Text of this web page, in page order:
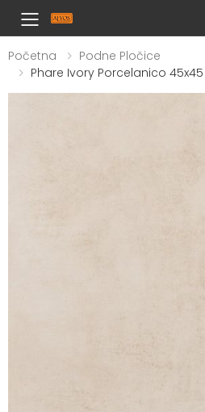
Toggle mobile
Početna
Podne Pločice
Phare Ivory Porcelanico 45x45